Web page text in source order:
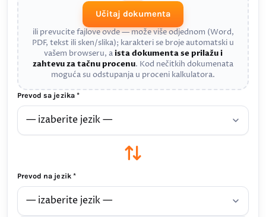
Učitaj dokumenta
ili prevucite fajlove ovde — može više odjednom (Word,
PDF, tekst ili sken/slika); karakteri se broje automatski u
vašem browseru, aista dokumenta se prilažu i
zahtevu za tačnu procenu. Kod nečitkih dokumenata
moguća su odstupanja u proceni kalkulatora.
Prevod sa jezika *
Prevod na jezik *